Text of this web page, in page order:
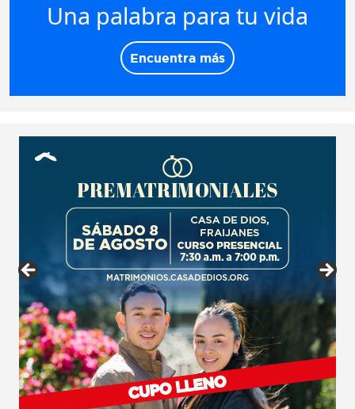
Una palabra para tu vida
Encuentra más